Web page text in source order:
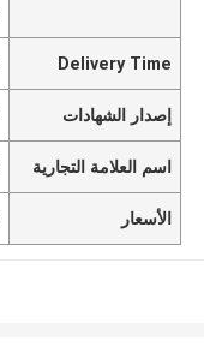
Delivery Time
إصدار الشهادات
اسم العلامة التجارية
الأسعار